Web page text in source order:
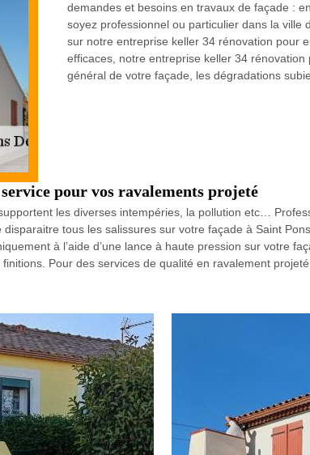
demandes et besoins en travaux de façade :
soyez professionnel ou particulier dans la ville
sur notre entreprise keller 34 rénovation pour
efficaces, notre entreprise keller 34
général de votre façade, les dégradations
pour vos ravalements projeté
les diverses intempéries, la pollution etc…
tous les salissures sur votre façade à Saint
à l’aide d’une lance à haute pression sur votre
Pour des services de qualité en ravalement